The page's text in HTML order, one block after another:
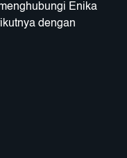
Enika
dengan